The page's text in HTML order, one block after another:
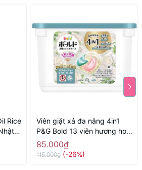
Rice
Viên giặt xả đa năng 4in1
P&G Bold 13 viên hương hoa
trà trắng - Hàng Nhật nội địa
85.000₫
115.000₫ (-26%)